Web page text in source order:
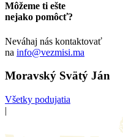
Môžeme ti ešte
nejako pomôcť?
Neváhaj nás kontaktovať
na info@vezmisi.ma
Moravský Svätý Ján
Všetky podujatia
|